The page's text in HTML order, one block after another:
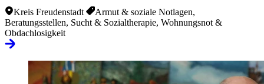
Kreis Freudenstadt
Armut & soziale Notlagen,
Beratungsstellen, Sucht & Sozialtherapie, Wohnungsnot &
Obdachlosigkeit